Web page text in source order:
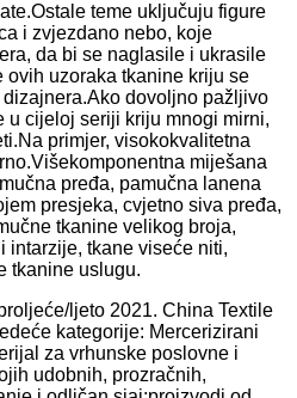
teme uključuju figure
i zvjezdano nebo, koje
da bi se naglasile i ukrasile
uzoraka tkanine kriju se
dovoljno pažljivo
u cijeloj seriji kriju mnogi mirni,
primjer, visokokvalitetna
miješana
pređa, pamučna lanena
presjeka, cvjetno siva pređa,
tkanine velikog broja,
intarzije, tkane viseće niti,
tkanine uslugu.
ljeto 2021. China Textile
kategorije: Mercerizirani
za vrhunske poslovne i
udobnih, prozračnih,